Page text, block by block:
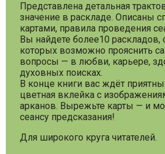
Представлена детальная
значение в раскладе. Описаны
картами, правила проведения
Вы найдете более10
которых возможно прояснить
вопросы — в любви, карьере,
духовных поисках.
В конце книги вас ждёт
цветная вклейка с
арканов. Вырежьте карты — и
сеансу предсказания!
Для широкого круга читателей.